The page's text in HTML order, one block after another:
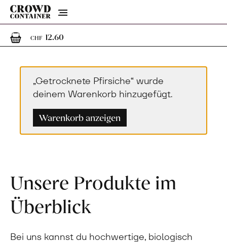
Menu
CHF 12.601 Artikel im Warenkorb
„Getrocknete Pfirsiche“ wurde
deinem Warenkorb hinzugefügt.
Warenkorb anzeigen
Unsere Produkte im
Überblick
Bei uns kannst du hochwertige, biologisch